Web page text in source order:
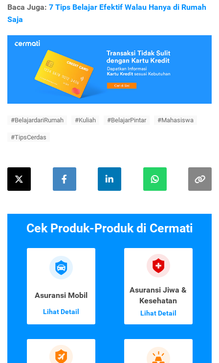
Baca Juga: 7 Tips Belajar Efektif Walau Hanya di Rumah
Saja
#BelajardariRumah #Kuliah #BelajarPintar #Mahasiswa
#TipsCerdas
Cek Produk-Produk di Cermati
Asuransi Mobil
Lihat Detail
Asuransi Jiwa &
Kesehatan
Lihat Detail